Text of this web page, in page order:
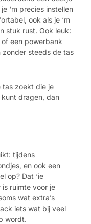
‘m precies instellen
ook als je ‘m
stuk rust. Ook leuk:
een powerbank
zonder steeds de tas
tas zoekt die je
dragen, dan
tijdens
en ook een
op? Dat ‘ie
ruimte voor je
wat extra’s
iets wat bij veel
wordt.